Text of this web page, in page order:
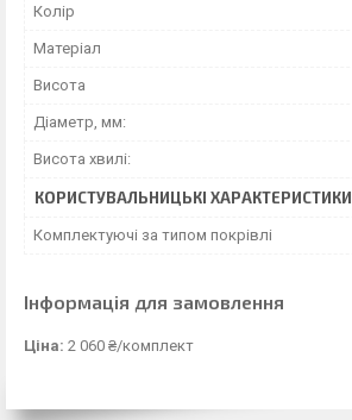
Колір
Матеріал
Висота
Діаметр, мм:
Висота хвилі:
КОРИСТУВАЛЬНИЦЬКІ ХАРАКТЕРИСТИКИ
Комплектуючі за типом покрівлі
Інформація для замовлення
Ціна: 2 060 ₴/комплект